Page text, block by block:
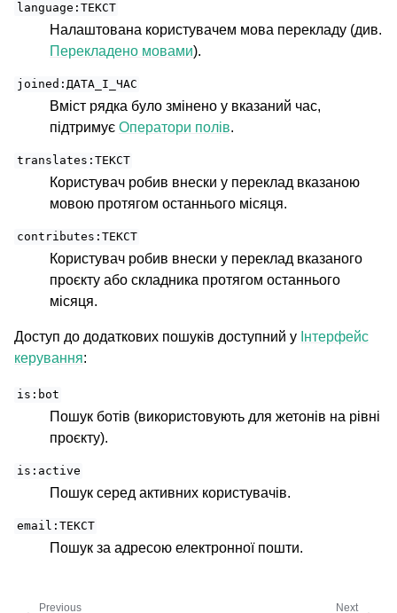
language:ТЕКСТ
Налаштована користувачем мова перекладу (див.
Перекладено мовами).
joined:ДАТА_І_ЧАС
Вміст рядка було змінено у вказаний час,
підтримує Оператори полів.
translates:ТЕКСТ
Користувач робив внески у переклад вказаною
мовою протягом останнього місяця.
contributes:ТЕКСТ
Користувач робив внески у переклад вказаного
проєкту або складника протягом останнього
місяця.
Доступ до додаткових пошуків доступний у Інтерфейс
керування:
is:bot
Пошук ботів (використовують для жетонів на рівні
проєкту).
is:active
Пошук серед активних користувачів.
email:ТЕКСТ
Пошук за адресою електронної пошти.
Next
Previous